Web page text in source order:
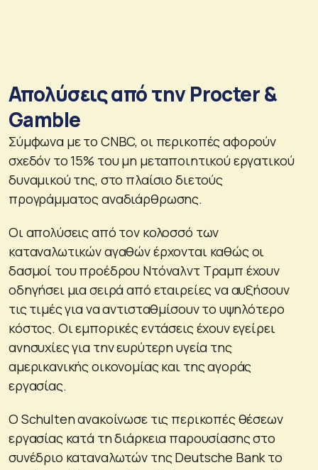
Απολύσεις από την Procter &
Gamble
Σύμφωνα με το CNBC, οι περικοπές αφορούν
σχεδόν το 15% του μη μεταποιητικού εργατικού
δυναμικού της, στο πλαίσιο διετούς
προγράμματος αναδιάρθρωσης.
Οι απολύσεις από τον κολοσσό των
καταναλωτικών αγαθών έρχονται καθώς οι
δασμοί του προέδρου Ντόναλντ Τραμπ έχουν
οδηγήσει μια σειρά από εταιρείες να αυξήσουν
τις τιμές για να αντισταθμίσουν το υψηλότερο
κόστος. Οι εμπορικές εντάσεις έχουν εγείρει
ανησυχίες για την ευρύτερη υγεία της
αμερικανικής οικονομίας και της αγοράς
εργασίας.
Ο Schulten ανακοίνωσε τις περικοπές θέσεων
εργασίας κατά τη διάρκεια παρουσίασης στο
συνέδριο καταναλωτών της Deutsche Bank το